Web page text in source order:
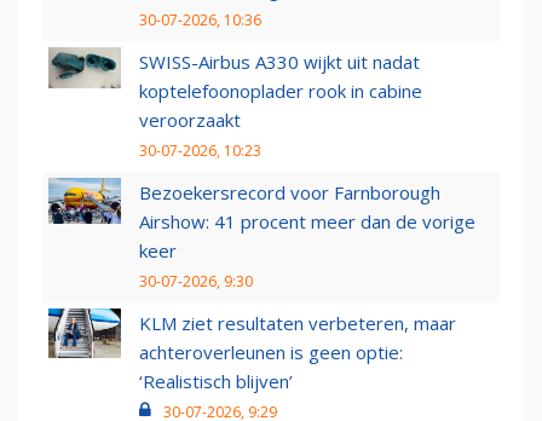
30-07-2026, 10:36
SWISS-Airbus A330 wijkt uit nadat
koptelefoonoplader rook in cabine
veroorzaakt
30-07-2026, 10:23
Bezoekersrecord voor Farnborough
Airshow: 41 procent meer dan de vorige
keer
30-07-2026, 9:30
KLM ziet resultaten verbeteren, maar
achteroverleunen is geen optie:
‘Realistisch blijven’
30-07-2026, 9:29